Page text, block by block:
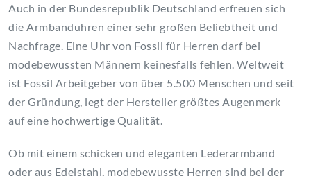
Auch in der Bundesrepublik Deutschland erfreuen sich
die Armbanduhren einer sehr großen Beliebtheit und
Nachfrage. Eine Uhr von Fossil für Herren darf bei
modebewussten Männern keinesfalls fehlen. Weltweit
ist Fossil Arbeitgeber von über 5.500 Menschen und seit
der Gründung, legt der Hersteller größtes Augenmerk
auf eine hochwertige Qualität.
Ob mit einem schicken und eleganten Lederarmband
oder aus Edelstahl, modebewusste Herren sind bei der